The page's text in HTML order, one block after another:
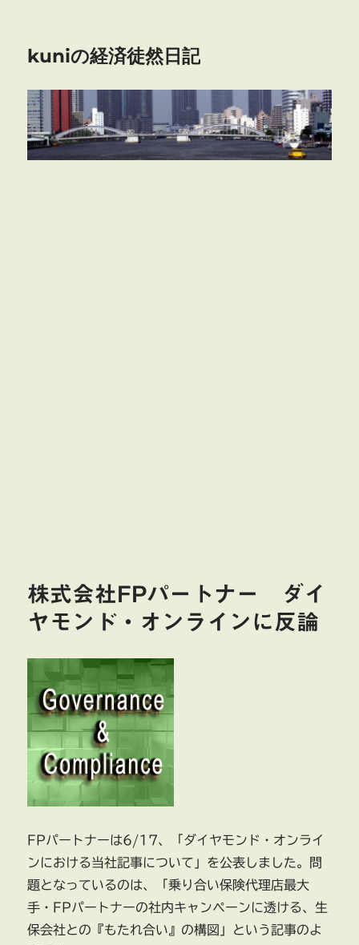
kuniの経済徒然日記
株式会社FPパートナー ダイ
ヤモンド・オンラインに反論
FPパートナーは6/17、「ダイヤモンド・オンライ
ンにおける当社記事について」を公表しました。問
題となっているのは、「乗り合い保険代理店最大
手・FPパートナーの社内キャンペーンに透ける、生
保会社との『もたれ合い』の構図」という記事のよ